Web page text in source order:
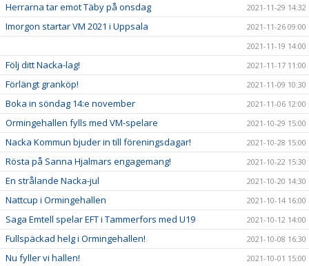
Herrarna tar emot Täby på onsdag 2021-11-29 14:32
Imorgon startar VM 2021 i Uppsala
2021-11-26 09:00
2021-11-19 14:00
Följ ditt Nacka-lag! 2021-11-17 11:00
Förlängt granköp! 2021-11-09 10:30
Boka in söndag 14:e november 2021-11-06 12:00
Ormingehallen fylls med VM-spelare 2021-10-29 15:00
Nacka Kommun bjuder in till föreningsdagar! 2021-10-28 15:00
Rösta på Sanna Hjalmars engagemang! 2021-10-22 15:30
En strålande Nacka-jul 2021-10-20 14:30
Nattcup i Ormingehallen 2021-10-14 16:00
Saga Emtell spelar EFT i Tammerfors med U19 2021-10-12 14:00
Fullspäckad helg i Ormingehallen! 2021-10-08 16:30
Nu fyller vi hallen! 2021-10-01 15:00